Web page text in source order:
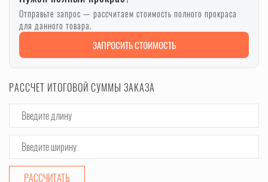
Отправьте запрос — рассчитаем стоимость полного прокраса
для данного товара.
ЗАПРОСИТЬ СТОИМОСТЬ
РАССЧЕТ ИТОГОВОЙ СУММЫ ЗАКАЗА
РАССЧИТАТЬ